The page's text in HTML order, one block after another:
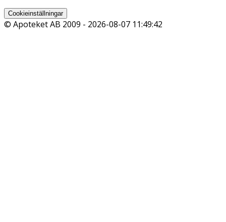
Cookieinställningar
© Apoteket AB 2009 - 2026-08-07 11:49:42